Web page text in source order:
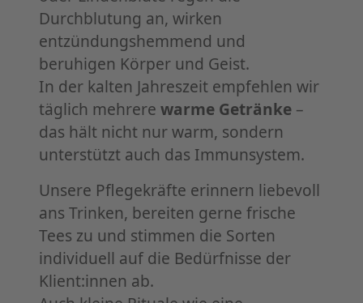
Durchblutung an, wirken
entzündungshemmend und
beruhigen Körper und Geist.
In der kalten Jahreszeit empfehlen wir
täglich mehrere warme Getränke –
das hält nicht nur warm, sondern
unterstützt auch das Immunsystem.
Unsere Pflegekräfte erinnern liebevoll
ans Trinken, bereiten gerne frische
Tees zu und stimmen die Sorten
individuell auf die Bedürfnisse der
Klient:innen ab.